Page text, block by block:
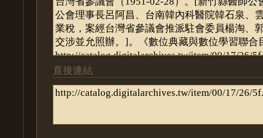
直接連結